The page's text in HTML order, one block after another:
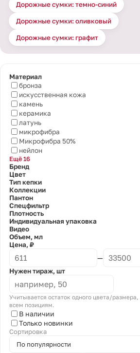
Дорожные сумки: темно-синий
Дорожные сумки: оливковый
Дорожные сумки: графит
Материал
бронза
искусственная кожа
камень
керамика
латунь
микрофибра
Микрофибра 50%
нейлон
Ещё 16
Бренд
Цвет
Тип кепки
Коллекции
Пантон
Спецфильтр
Плотность
Индивидуальная упаковка
Видео
Объем, мл
Цена, ₽
—
Нужен тираж, шт
Учитывается остаток одного цвета/
всем позициям.
В наличии
Только новинки
Сортировка